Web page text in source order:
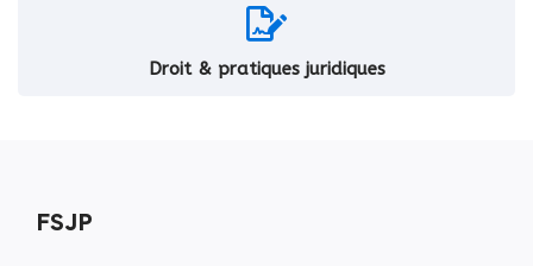
Droit & pratiques juridiques
FSJP